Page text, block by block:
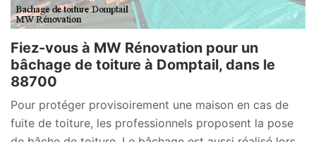
Fiez-vous à MW Rénovation pour un
bâchage de toiture à Domptail, dans le
88700
Pour protéger provisoirement une maison en cas de
fuite de toiture, les professionnels proposent la pose